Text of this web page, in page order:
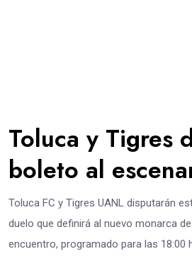
Toluca y Tigres
boleto al
Toluca FC y Tigres UANL disputarán
duelo que definirá al nuevo monarca
encuentro, programado para las 18:00